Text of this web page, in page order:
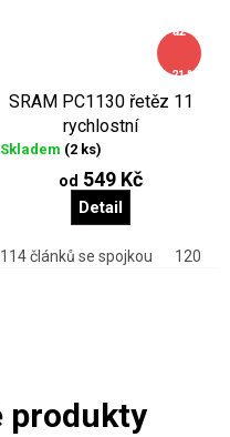
až
–21 %
SRAM PC1130 řetěz 11
rychlostní
Skladem (2 ks)
od 549 Kč
Detail
114 článků se spojkou 120